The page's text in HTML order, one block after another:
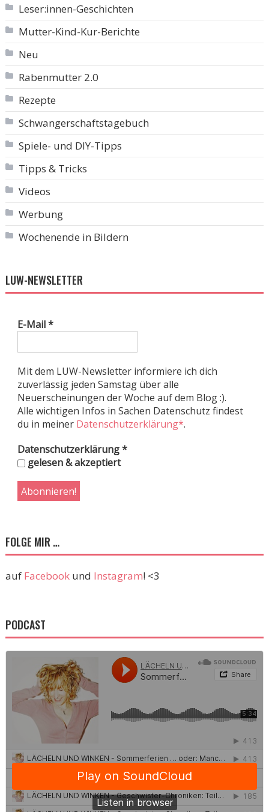
Leser:innen-Geschichten
Mutter-Kind-Kur-Berichte
Neu
Rabenmutter 2.0
Rezepte
Schwangerschaftstagebuch
Spiele- und DIY-Tipps
Tipps & Tricks
Videos
Werbung
Wochenende in Bildern
LUW-NEWSLETTER
E-Mail*
Mit dem LUW-Newsletter informiere ich dich
zuverlässig jeden Samstag über alle
Neuerscheinungen der Woche auf dem Blog :).
Alle wichtigen Infos in Sachen Datenschutz findest
du in meiner Datenschutzerklärung*.
Datenschutzerklärung*
gelesen & akzeptiert
FOLGE MIR …
auf Facebookund Instagram! <3
PODCAST